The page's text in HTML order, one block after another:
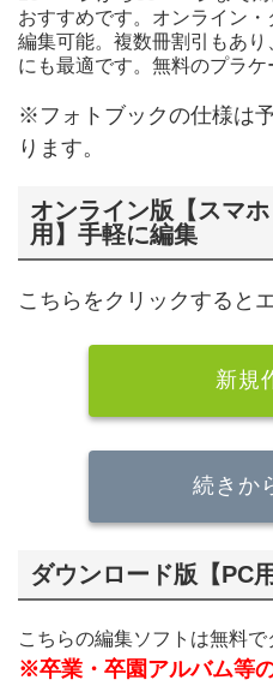
おすすめです。オンライン
編集可能。複数冊割引もあ
にも最適です。無料のプラケ
※フォトブックの仕様は
ります。
オンライン版【スマ
用】手軽に編集
こちらをクリックすると
新規
続きか
ダウンロード版【PC
こちらの編集ソフトは無料で
※卒業・卒園アルバム等